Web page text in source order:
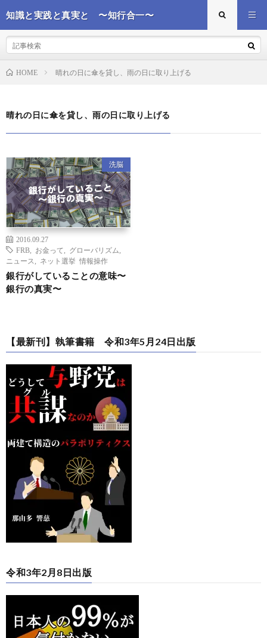
知識と実践と真実と 〜知行合一〜
HOME 晴れの日に傘を貸し、雨の日に取り上げる
晴れの日に傘を貸し、雨の日に取り上げる
洗脳
2016.09.27
FRB
お金って グローバリズム
ニュース
ネット選挙 情報操作
銀行がしていることの意味〜
銀行の真実〜
【最新刊】執筆書籍 令和3年5月24日出版
令和3年2月8日出版